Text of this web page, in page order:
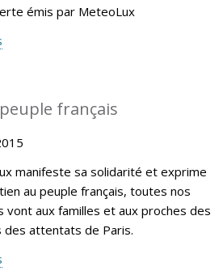
émis par MeteoLux
français
manifeste sa solidarité et exprime
au peuple français, toutes nos
vont aux familles et aux proches des
des attentats de Paris.